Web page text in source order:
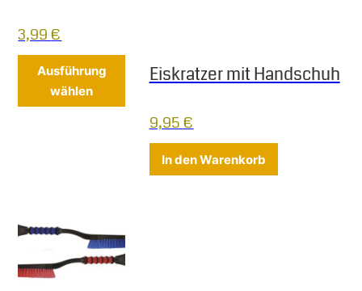
3,99€
Ausführung
wählen
Dieses Produkt weist mehrere
Eiskratzer mit Handschuh
9,95€
In den Warenkorb